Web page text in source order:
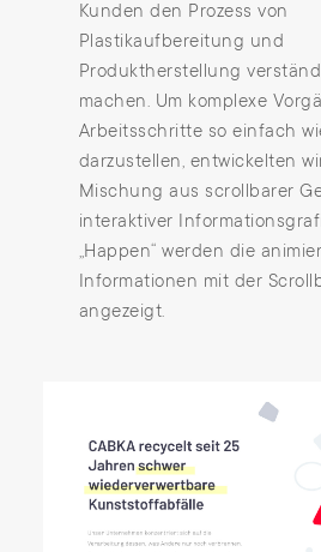
Kunden den Prozess von
Plastikaufbereitung und
Produktherstellung
machen. Um komplexe
Arbeitsschritte so einfach
darzustellen, entwickelten
Mischung aus scrollbarer
interaktiver
„Happen“ werden die
Informationen mit der
angezeigt.